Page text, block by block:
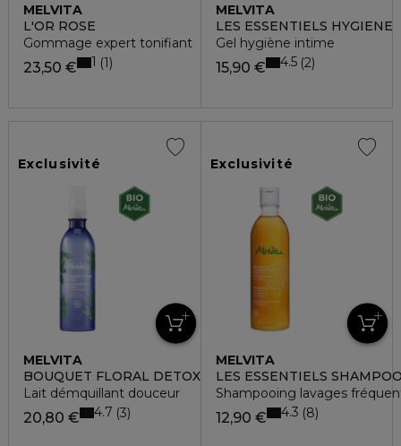
MELVITA
L'OR ROSE
Gommage expert tonifiant
23,50 € 1 1
MELVITA
LES ESSENTIELS HYGIENE
Gel hygiène intime
15,90 € 4.5 2
Exclusivité
MELVITA
BOUQUET FLORAL DETOX
Lait démquillant douceur
20,80 € 4.7 3
Exclusivité
MELVITA
LES ESSENTIELS
Shampooing lavages
12,90 € 4.3 8